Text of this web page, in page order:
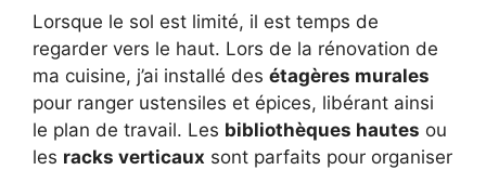
Lorsque le sol est limité, il est temps de
regarder vers le haut. Lors de la rénovation de
ma cuisine, j’ai installé des étagères murales
pour ranger ustensiles et épices, libérant ainsi
le plan de travail. Les bibliothèques hautes ou
les racks verticaux sont parfaits pour organiser